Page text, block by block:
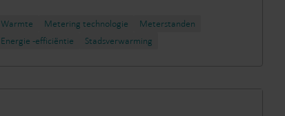
Warmte Metering technologie
Meterstanden​
Energie -efficiëntie
Stadsverwarming​